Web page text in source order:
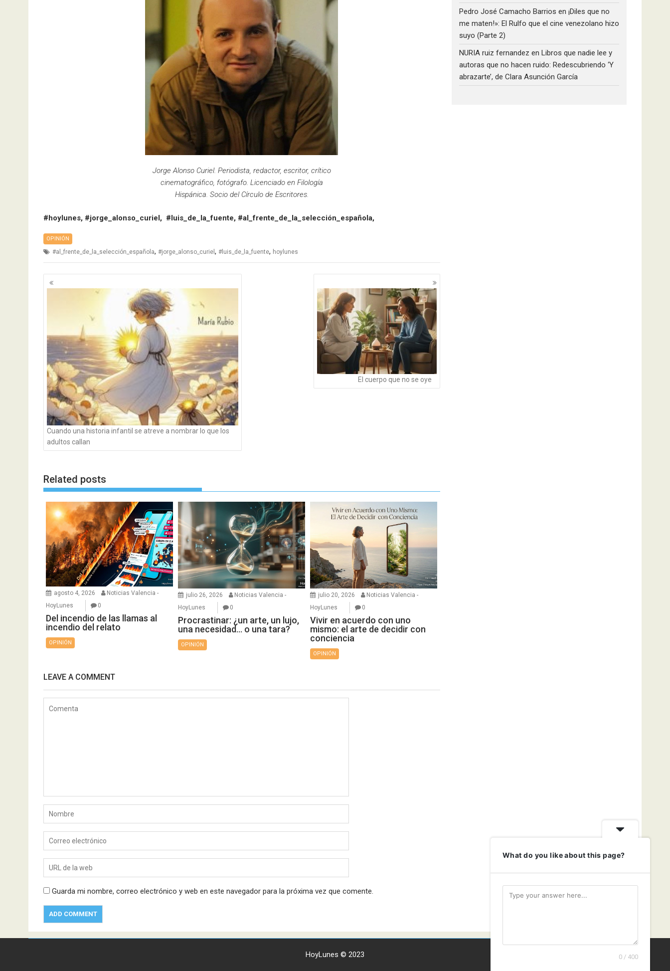
Jorge Alonso Curiel. Periodista, redactor, escritor, crítico
cinematográfico, fotógrafo. Licenciado en Filología
Hispánica. Socio del Círculo de Escritores.
#hoylunes, #jorge_alonso_curiel, #luis_de_la_fuente, #al_frente_de_la_selección_española,
OPINIÓN
#al_frente_de_la_selección_española, #jorge_alonso_curiel , #luis_de_la_fuente, hoylunes
Navegación
de
Cuando una historia infantil se atreve a nombrar lo que los
adultos callan
El cuerpo que no se oye
Related posts
agosto 4, 2026
Noticias Valencia -
HoyLunes
0
Del incendio de las llamas al
incendio del relato
OPINIÓN
julio 26, 2026
Noticias Valencia -
HoyLunes
0
Procrastinar: ¿un arte, un lujo,
una necesidad… o una tara?
OPINIÓN
julio 20, 2026
Noticias Valencia -
HoyLunes
0
Vivir en acuerdo con uno
mismo: el arte de decidir con
conciencia
OPINIÓN
LEAVE A COMMENT
Guarda mi nombre, correo electrónico y web en este navegador para la próxima vez que comente.
Pedro José Camacho Barrios en ¡Diles que no
me maten!»: El Rulfo que el cine venezolano hizo
suyo (Parte 2)
NURIA ruiz fernandez en Libros que nadie lee y
autoras que no hacen ruido: Redescubriendo ‘Y
abrazarte’, de Clara Asunción García
HoyLunes © 2023
What do you like about this page?
0 / 400